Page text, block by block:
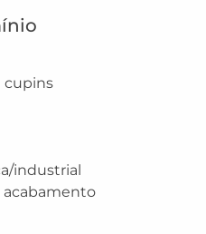
cupins
industrial
acabamento